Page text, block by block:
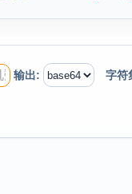
输出: 字符